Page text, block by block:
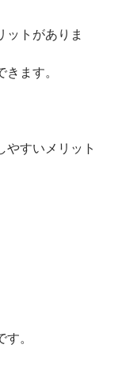
ットがありま
ます。
やすいメリット
。